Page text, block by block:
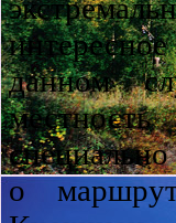
данном
о